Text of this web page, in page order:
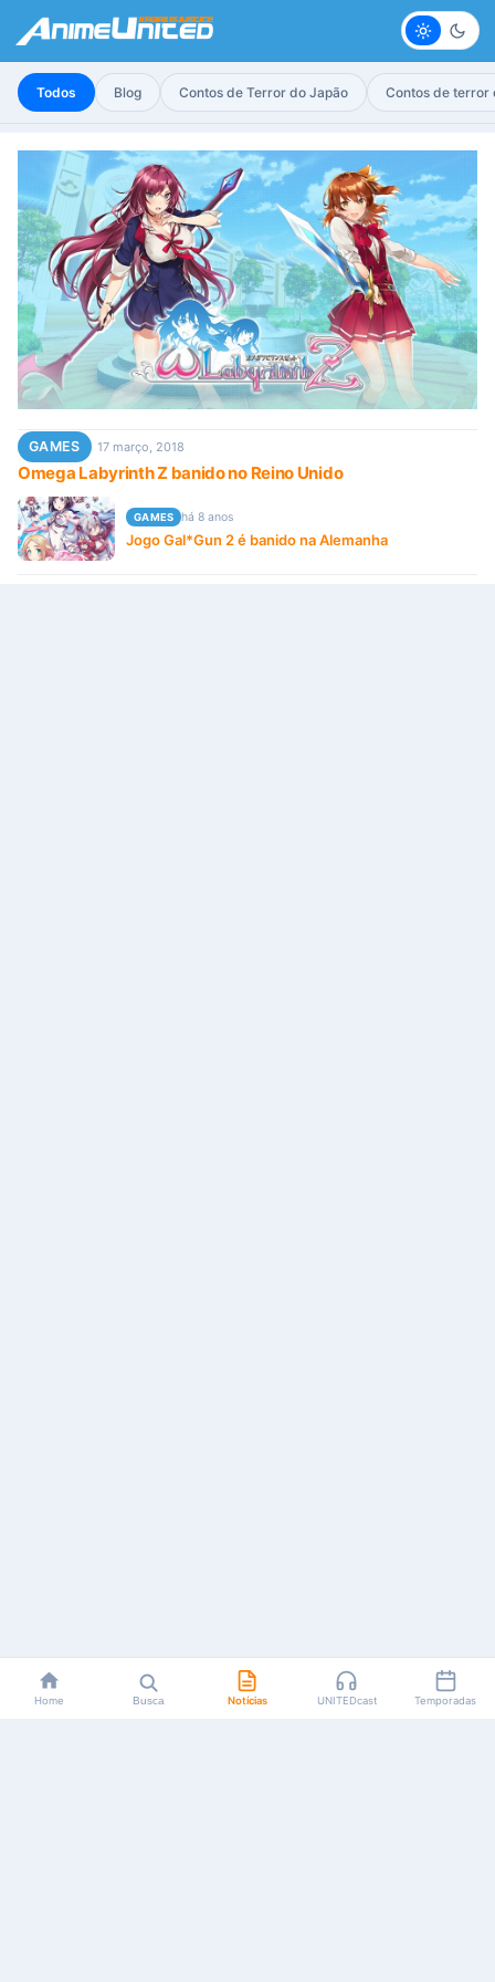
Claro
Todos Blog Contos de Terror do Japão Contos de terror
GAMES 17 março, 2018
Omega Labyrinth Z banido no Reino Unido
GAMES há 8 anos
Jogo Gal*Gun 2 é banido na Alemanha
Home Busca Notícias UNITEDcast Temporadas